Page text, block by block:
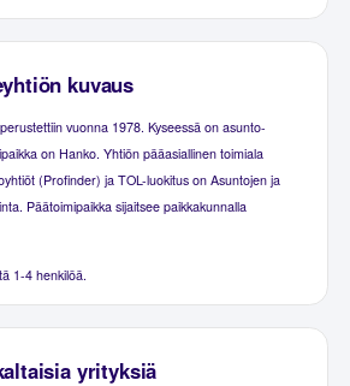
kuvaus
vuonna 1978. Kyseessä on asunto-
on Hanko. Yhtiön pääasiallinen toimiala
(Profinder) ja TOL-luokitus on Asuntojen ja
Päätoimipaikka sijaitsee paikkakunnalla
1-4 henkilöä.
yrityksiä